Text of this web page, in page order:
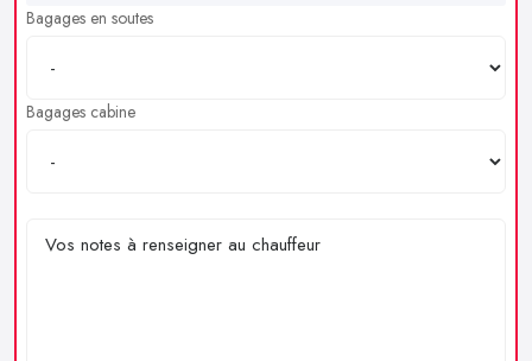
Bagages en soutes
Bagages cabine